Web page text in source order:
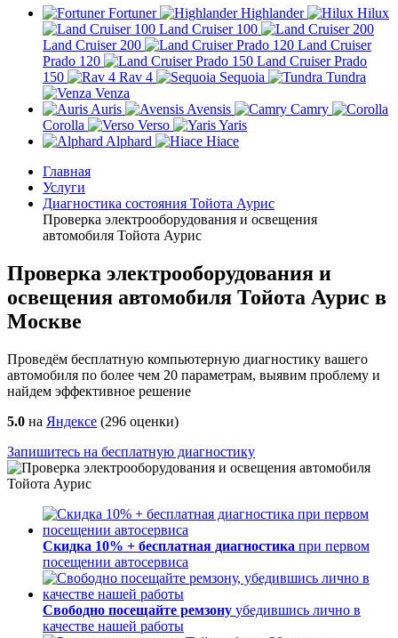
Fortuner Highlander
Hilux
Land Cruiser 100
Land Cruiser 200
Land Cruiser
Prado 120
Land Cruiser Prado
150
Rav 4 Sequoia
Tundra
Venza
Auris
Avensis
Camry
Corolla
Verso
Yaris
Alphard
Hiace
Главная
Услуги
Диагностика состояния Тойота Аурис
Проверка электрооборудования и освещения
автомобиля Тойота Аурис
Проверка электрооборудования и
освещения автомобиля Тойота Аурис в
Москве
Проведём бесплатную компьютерную диагностику вашего
автомобиля по более чем 20 параметрам, выявим проблему и
найдем эффективное решение
5.0 на Яндексе (296 оценки)
Запишитесь на бесплатную диагностику
Скидка 10% + бесплатная диагностика при первом
посещении автосервиса
Свободно посещайте ремзону убедившись лично в
качестве нашей работы